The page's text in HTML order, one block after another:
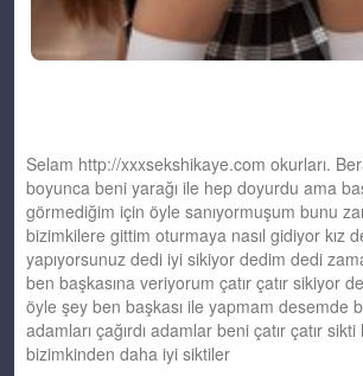
Selam http://xxxsekshikaye.com okurları.
boyunca beni yarağı ile hep doyurdu ama
görmediğim için öyle sanıyormuşum bunu
bizimkilere gittim oturmaya nasıl gidiyor kız
yapıyorsunuz dedi iyi sikiyor dedim dedi
ben başkasına veriyorum çatır çatır sikiyor
öyle şey ben başkası ile yapmam desemde
adamları çağırdı adamlar beni çatır çatır
bizimkinden daha iyi siktiler